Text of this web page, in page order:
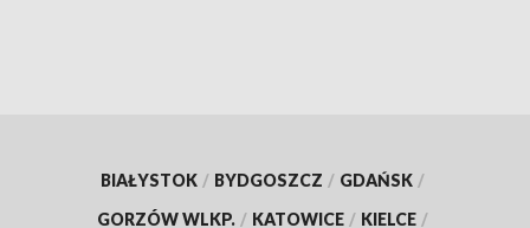
BIAŁYSTOK / BYDGOSZCZ / GDAŃSK /
GORZÓW WLKP. / KATOWICE / KIELCE /